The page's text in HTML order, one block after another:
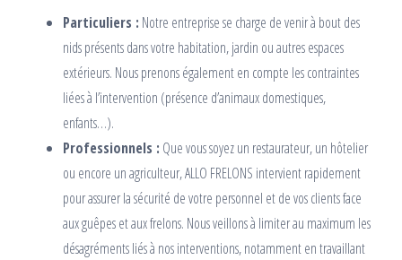
Particuliers : Notre entreprise se charge de venir à bout des
nids présents dans votre habitation, jardin ou autres espaces
extérieurs. Nous prenons également en compte les contraintes
liées à l’intervention (présence d’animaux domestiques,
enfants…).
Professionnels : Que vous soyez un restaurateur, un hôtelier
ou encore un agriculteur, ALLO FRELONS intervient rapidement
pour assurer la sécurité de votre personnel et de vos clients face
aux guêpes et aux frelons. Nous veillons à limiter au maximum les
désagréments liés à nos interventions, notamment en travaillant